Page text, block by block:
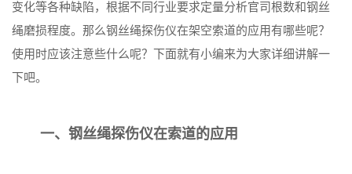
变化等各种缺陷，根据不同行业要求定量分析官司根数和钢丝
绳磨损程度。那么钢丝绳探伤仪在架空索道的应用有哪些呢？
使用时应该注意些什么呢？下面就有小编来为大家详细讲解一
下吧。
一、钢丝绳探伤仪在索道的应用